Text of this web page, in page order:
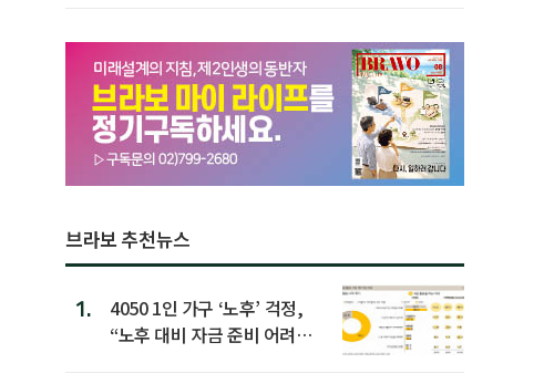
브라보 추천뉴스
1.
4050 1인 가구 ‘노후’ 걱정,
“노후 대비 자금 준비 어려